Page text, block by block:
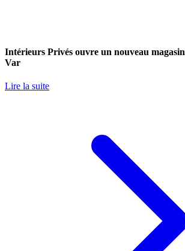
Intérieurs Privés ouvre un nouveau
Var
Lire la suite